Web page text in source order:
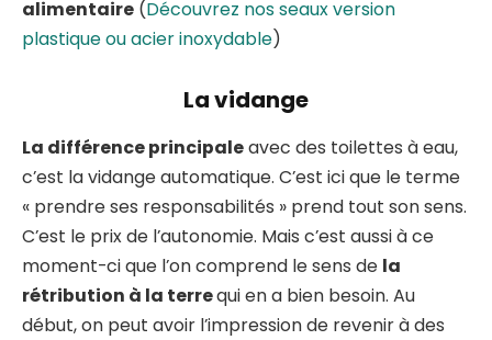
alimentaire (Découvrez nos seaux version
plastique ou acier inoxydable)
La vidange
La différence principaleavec des toilettes à eau,
c’est la vidange automatique. C’est ici que le terme
« prendre ses responsabilités » prend tout son sens.
C’est le prix de l’autonomie. Mais c’est aussi à ce
moment-ci que l’on comprend le sens de la
rétribution à la terrequi en a bien besoin. Au
début, on peut avoir l’impression de revenir à des